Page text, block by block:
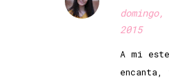
2015
A mi
encanta,